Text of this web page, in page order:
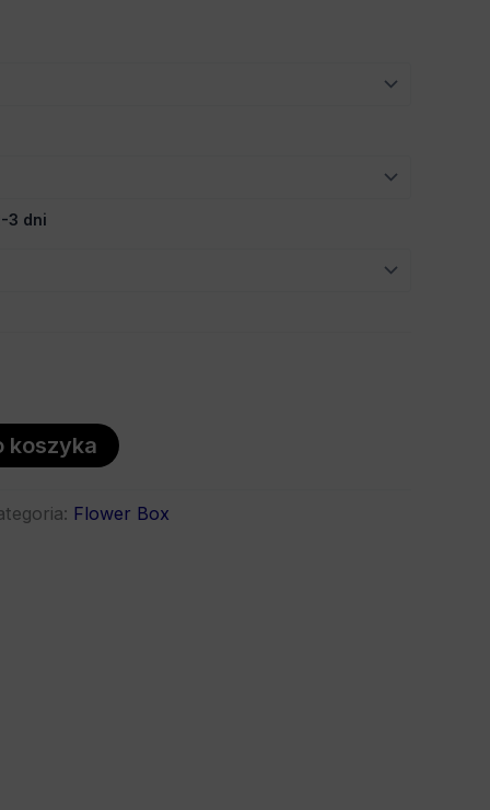
3 dni
koszyka
Flower Box